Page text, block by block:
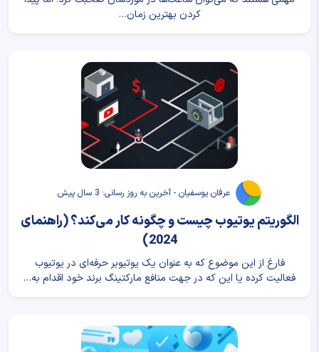
کردن بهترین زمان…
عرفان یوسفیان - آخرین به روز رسانی: 3 سال پیش
الگوریتم یوتیوب چیست و چگونه کار می‌کند؟ (راهنمای
2024)
فارغ از این موضوع که به عنوان یک یوتیوبر حرفه‌ای در یوتیوب
فعالیت کرده یا این که در جهت منافع مارکتینگ برند خود اقدام به…